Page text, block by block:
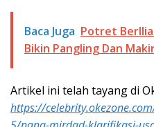
Baca Juga Potret
Bikin Pangling Dan
Artikel ini telah tayang di
https://